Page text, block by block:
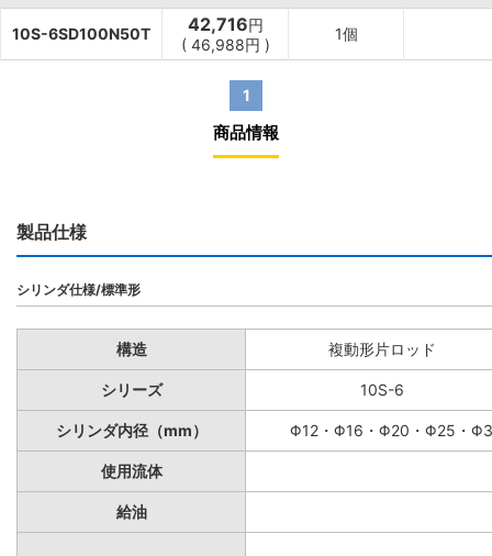
10S-6SD100N50T 42,716円
( 46,988円 )
1個
1
商品情報
製品仕様
シリンダ仕様/標準形
構造 複動形片ロッド
シリーズ 10S-6
シリンダ内径（mm） Φ12・Φ16・Φ20・Φ25・
使用流体
給油